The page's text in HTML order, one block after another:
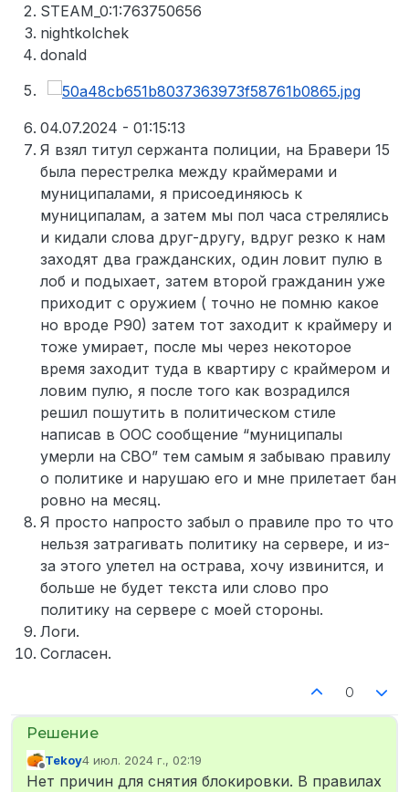
STEAM_0:1:763750656
nightkolchek
donald
04.07.2024 - 01:15:13
Я взял титул сержанта полиции, на Бравери 15
была перестрелка между краймерами и
муниципалами, я присоединяюсь к
муниципалам, а затем мы пол часа стрелялись
и кидали слова друг-другу, вдруг резко к нам
заходят два гражданских, один ловит пулю в
лоб и подыхает, затем второй гражданин уже
приходит с оружием ( точно не помню какое
но вроде Р90) затем тот заходит к краймеру и
тоже умирает, после мы через некоторое
время заходит туда в квартиру с краймером и
ловим пулю, я после того как возрадился
решил пошутить в политическом стиле
написав в ООС сообщение “муниципалы
умерли на СВО” тем самым я забываю правилу
о политике и нарушаю его и мне прилетает бан
ровно на месяц.
Я просто напросто забыл о правиле про то что
нельзя затрагивать политику на сервере, и из-
за этого улетел на острава, хочу извинится, и
больше не будет текста или слово про
политику на сервере с моей стороны.
Логи.
Согласен.
0
Не в сети
Tekoy4 июл. 2024 г., 02:19
отредактировано
Нет причин для снятия блокировки. В правилах